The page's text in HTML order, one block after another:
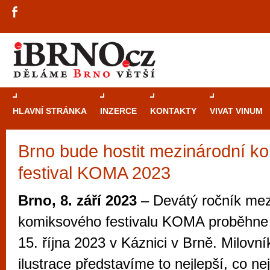
HLAVNÍ STRÁNKA INZERCE KONTAKTY VIVAT VINUM
Brno bude hostit mezinárodní
festival KOMA 2023
Brno, 8. září 2023 – Devátý ročník
komiksového festivalu KOMA
15. října 2023 v Káznici v Brně.
ilustrace představíme to nejlepší, co
Průvodce
Brno je
zajímavé
restaurace,
Mimo jiné je ale také místem, kde si